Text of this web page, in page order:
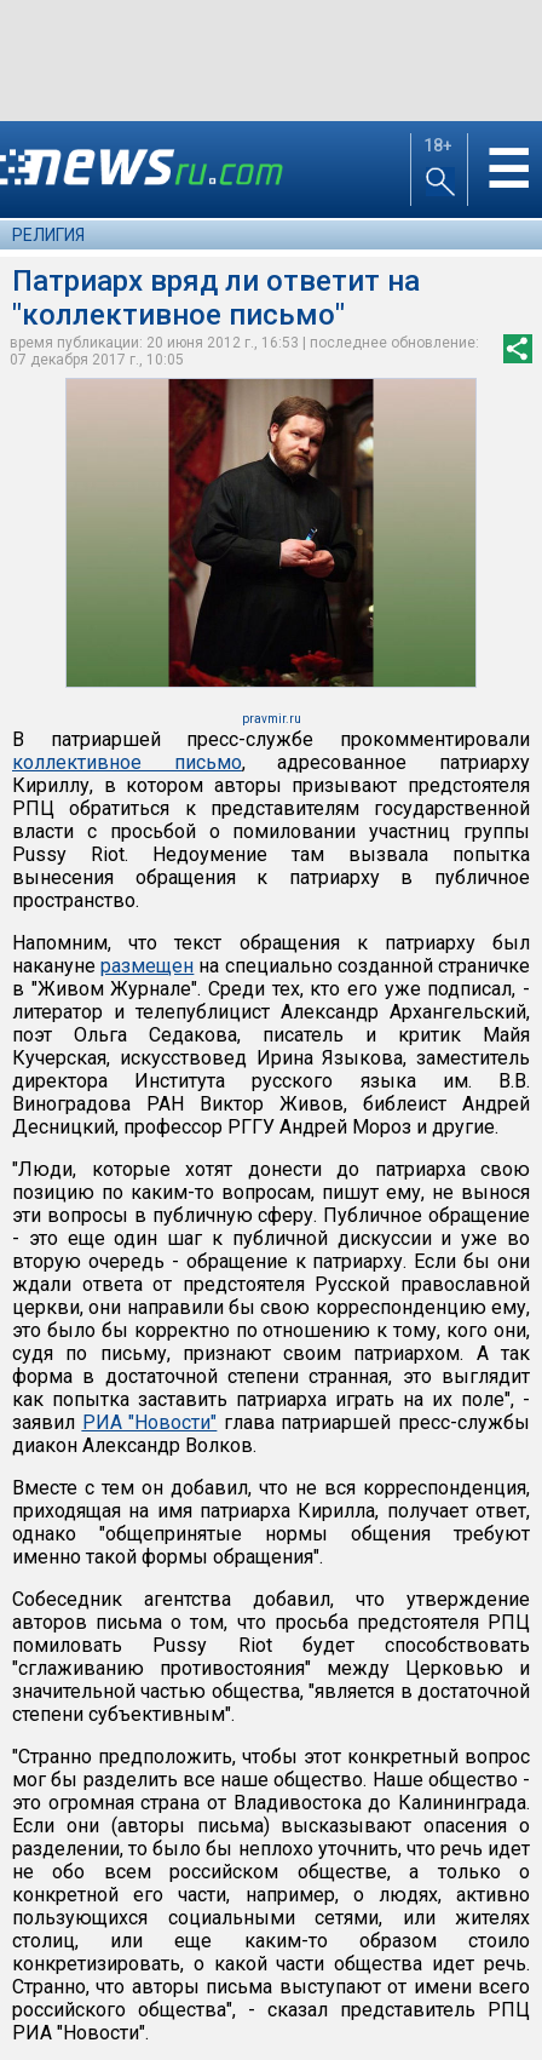
18+ ☰
РЕЛИГИЯ
Патриарх вряд ли ответит на
"коллективное письмо"
время публикации: 20 июня 2012 г., 16:53 | последнее обновление:
07 декабря 2017 г., 10:05
pravmir.ru
В патриаршей пресс-службе прокомментировали
коллективное письмо, адресованное патриарху
Кириллу, в котором авторы призывают предстоятеля
РПЦ обратиться к представителям государственной
власти с просьбой о помиловании участниц группы
Pussy Riot. Недоумение там вызвала попытка
вынесения обращения к патриарху в публичное
пространство.
Напомним, что текст обращения к патриарху был
наканунеразмещен на специально созданной страничке
в "Живом Журнале". Среди тех, кто его уже подписал, -
литератор и телепублицист Александр Архангельский,
поэт Ольга Седакова, писатель и критик Майя
Кучерская, искусствовед Ирина Языкова, заместитель
директора Института русского языка им. В.В.
Виноградова РАН Виктор Живов, библеист Андрей
Десницкий, профессор РГГУ Андрей Мороз и другие.
"Люди, которые хотят донести до патриарха свою
позицию по каким-то вопросам, пишут ему, не вынося
эти вопросы в публичную сферу. Публичное обращение
- это еще один шаг к публичной дискуссии и уже во
вторую очередь - обращение к патриарху. Если бы они
ждали ответа от предстоятеля Русской православной
церкви, они направили бы свою корреспонденцию ему,
это было бы корректно по отношению к тому, кого они,
судя по письму, признают своим патриархом. А так
форма в достаточной степени странная, это выглядит
как попытка заставить патриарха играть на их поле", -
заявил РИА "Новости" глава патриаршей пресс-службы
диакон Александр Волков.
Вместе с тем он добавил, что не вся корреспонденция,
приходящая на имя патриарха Кирилла, получает ответ,
однако "общепринятые нормы общения требуют
именно такой формы обращения".
Собеседник агентства добавил, что утверждение
авторов письма о том, что просьба предстоятеля РПЦ
помиловать Pussy Riot будет способствовать
"сглаживанию противостояния" между Церковью и
значительной частью общества, "является в достаточной
степени субъективным".
"Странно предположить, чтобы этот конкретный вопрос
мог бы разделить все наше общество. Наше общество -
это огромная страна от Владивостока до Калининграда.
Если они (авторы письма) высказывают опасения о
разделении, то было бы неплохо уточнить, что речь идет
не обо всем российском обществе, а только о
конкретной его части, например, о людях, активно
пользующихся социальными сетями, или жителях
столиц, или еще каким-то образом стоило
конкретизировать, о какой части общества идет речь.
Странно, что авторы письма выступают от имени всего
российского общества", - сказал представитель РПЦ
РИА "Новости".